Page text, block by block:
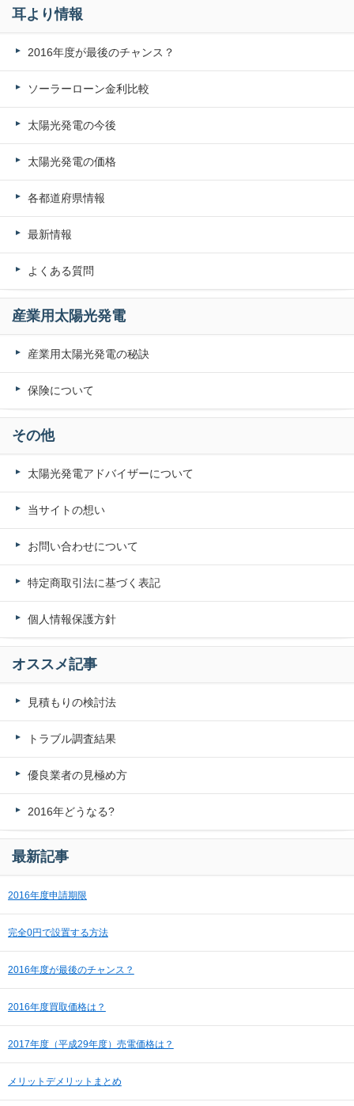
耳より情報
2016年度が最後のチャンス？
ソーラーローン金利比較
太陽光発電の今後
太陽光発電の価格
各都道府県情報
最新情報
よくある質問
産業用太陽光発電
産業用太陽光発電の秘訣
保険について
その他
太陽光発電アドバイザーについて
当サイトの想い
お問い合わせについて
特定商取引法に基づく表記
個人情報保護方針
オススメ記事
見積もりの検討法
トラブル調査結果
優良業者の見極め方
2016年どうなる?
最新記事
2016年度申請期限
完全0円で設置する方法
2016年度が最後のチャンス？
2016年度買取価格は？
2017年度（平成29年度）売電価格は？
メリットデメリットまとめ